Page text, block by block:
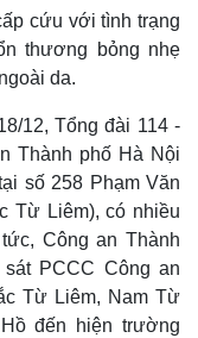
cứu với tình trạng
thương bỏng nhẹ
da.
12, Tổng đài 114 -
Thành phố Hà Nội
số 258 Phạm Văn
Từ Liêm), có nhiều
Công an Thành
PCCC Công an
Từ Liêm, Nam Từ
đến hiện trường